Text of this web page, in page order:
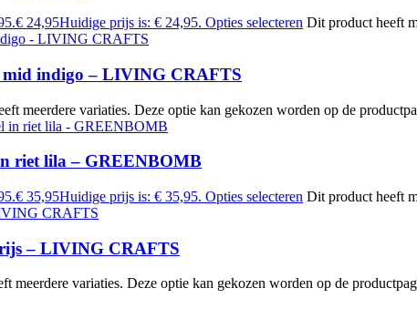
€ 24,95Huidige prijs is: € 24,95. Opties selecteren Dit product heeft
mid indigo – LIVING CRAFTS
meerdere variaties. Deze optie kan gekozen worden op de
riet lila – GREENBOMB
€ 35,95Huidige prijs is: € 35,95. Opties selecteren Dit product heeft
– LIVING CRAFTS
meerdere variaties. Deze optie kan gekozen worden op de